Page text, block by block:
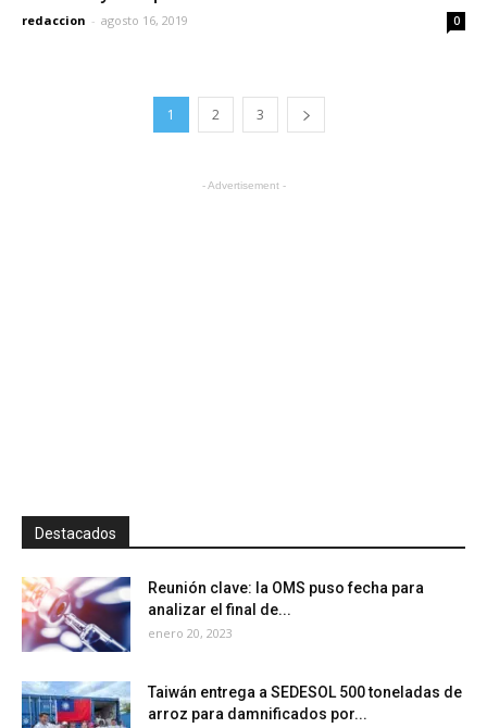
redaccion - agosto 16, 2019 0
1 2 3
- Advertisement -
Destacados
Reunión clave: la OMS puso fecha para
analizar el final de...
enero 20, 2023
Taiwán entrega a SEDESOL 500 toneladas de
arroz para damnificados por...